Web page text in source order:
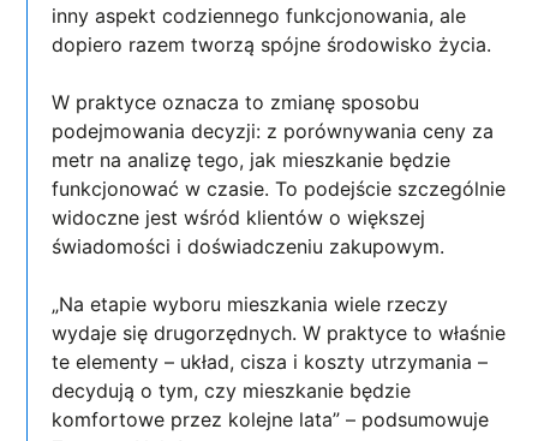
inny aspekt codziennego funkcjonowania, ale
dopiero razem tworzą spójne środowisko życia.
W praktyce oznacza to zmianę sposobu
podejmowania decyzji: z porównywania ceny za
metr na analizę tego, jak mieszkanie będzie
funkcjonować w czasie. To podejście szczególnie
widoczne jest wśród klientów o większej
świadomości i doświadczeniu zakupowym.
„Na etapie wyboru mieszkania wiele rzeczy
wydaje się drugorzędnych. W praktyce to właśnie
te elementy – układ, cisza i koszty utrzymania –
decydują o tym, czy mieszkanie będzie
komfortowe przez kolejne lata” – podsumowuje